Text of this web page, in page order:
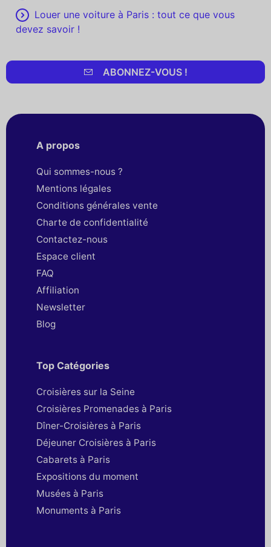
Louer une voiture à Paris : tout ce que vous
devez savoir !
ABONNEZ-VOUS !
A propos
Qui sommes-nous ?
Mentions légales
Conditions générales vente
Charte de confidentialité
Contactez-nous
Espace client
FAQ
Affiliation
Newsletter
Blog
Top Catégories
Croisières sur la Seine
Croisières Promenades à Paris
Dîner-Croisières à Paris
Déjeuner Croisières à Paris
Cabarets à Paris
Expositions du moment
Musées à Paris
Monuments à Paris